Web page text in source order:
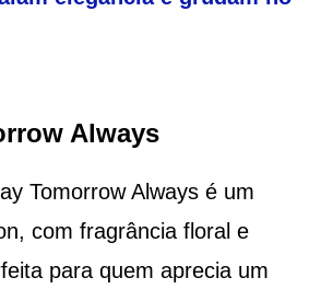
Always
Tomorrow Always é um
com fragrância floral e
para quem aprecia um